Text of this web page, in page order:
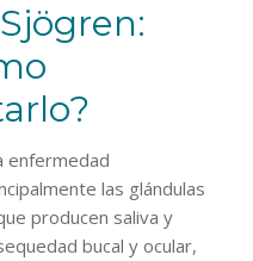
enfermedad
las glándulas
producen saliva y
bucal y ocular,